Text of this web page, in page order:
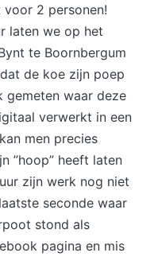
2 personen!
laten we op het
te Boornbergum
de koe zijn poep
gemeten waar deze
verwerkt in een
men precies
”hoop” heeft laten
zijn werk nog niet
seconde waar
stond als
pagina en mis